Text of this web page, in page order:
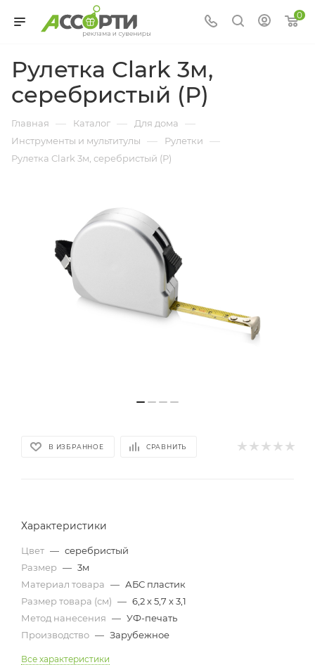
0
Рулетка Clark 3м,
серебристый (Р)
Главная — Каталог — Для дома —
Инструменты и мультитулы — Рулетки —
Рулетка Clark 3м, серебристый (Р)
В ИЗБРАННОЕ СРАВНИТЬ
Характеристики
Цвет — серебристый
Размер — 3м
Материал товара — АБС пластик
Размер товара (см) — 6,2 х 5,7 х 3,1
Метод нанесения — УФ-печать
Производство — Зарубежное
Все характеристики